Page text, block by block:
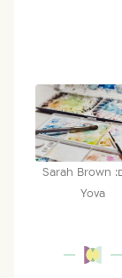
צילום: Sarah Brown
Yova